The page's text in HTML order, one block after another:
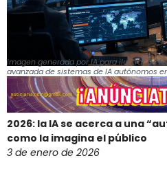
Imagen generada por IA para ilustrar de
avanzada de sistemas de IA autónomos
2026: la IA se acerca a una
como la imagina el público
3 de enero de 2026